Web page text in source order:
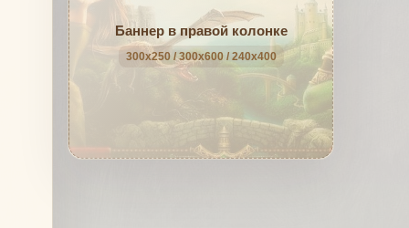
Баннер в правой колонке
300x250 / 300x600 / 240x400